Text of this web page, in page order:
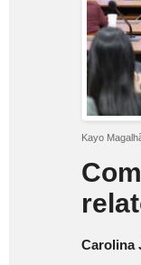
Kayo
Carolina